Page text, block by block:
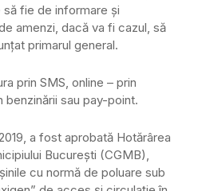
să fie de informare şi
amenzi, dacă va fi cazul, să
primarul general.
prin SMS, online – prin
benzinării sau pay-point.
a fost aprobată Hotărârea
Bucureşti (CGMB),
cu normă de poluare sub